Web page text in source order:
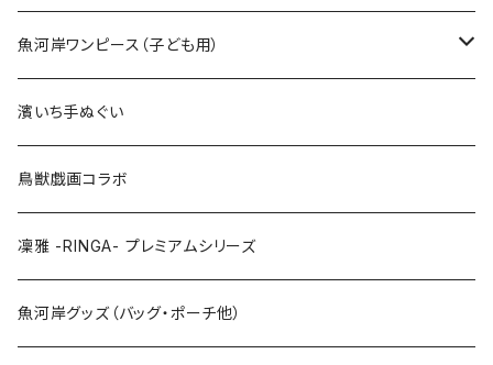
Mサイズ
Lサイズ
LLサイズ
特大3Lサイズ
100cm
110cm
120cm
130cm
上下セット
魚河岸ワンピース（子ども用）
100cm
120cm
濱いち手ぬぐい
鳥獣戯画コラボ
凜雅 -RINGA- プレミアムシリーズ
魚河岸グッズ（バッグ・ポーチ他）